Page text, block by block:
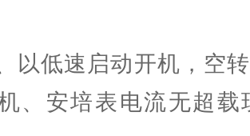
低速启动开机，空转
、安培表电流无超